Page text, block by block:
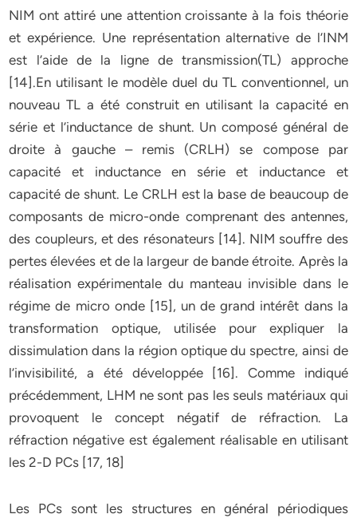
NIM ont attiré une attention croissante à la fois théorie
et expérience. Une représentation alternative de l’INM
est l’aide de la ligne de transmission(TL) approche
[14].En utilisant le modèle duel du TL conventionnel, un
nouveau TL a été construit en utilisant la capacité en
série et l’inductance de shunt. Un composé général de
droite à gauche – remis (CRLH) se compose par
capacité et inductance en série et inductance et
capacité de shunt. Le CRLH est la base de beaucoup de
composants de micro-onde comprenant des antennes,
des coupleurs, et des résonateurs [14]. NIM souffre des
pertes élevées et de la largeur de bande étroite. Après la
réalisation expérimentale du manteau invisible dans le
régime de micro onde [15], un de grand intérêt dans la
transformation optique, utilisée pour expliquer la
dissimulation dans la région optique du spectre, ainsi de
l’invisibilité, a été développée [16]. Comme indiqué
précédemment, LHM ne sont pas les seuls matériaux qui
provoquent le concept négatif de réfraction. La
réfraction négative est également réalisable en utilisant
les 2-D PCs [17, 18]
Les PCs sont les structures en général périodiques